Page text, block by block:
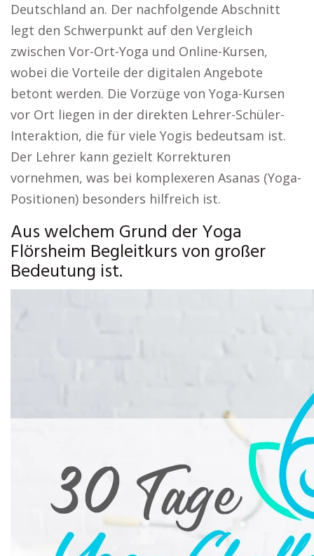
Deutschland an. Der nachfolgende Abschnitt
legt den Schwerpunkt auf den Vergleich
zwischen Vor-Ort-Yoga und Online-Kursen,
wobei die Vorteile der digitalen Angebote
betont werden. Die Vorzüge von Yoga-Kursen
vor Ort liegen in der direkten Lehrer-Schüler-
Interaktion, die für viele Yogis bedeutsam ist.
Der Lehrer kann gezielt Korrekturen
vornehmen, was bei komplexeren Asanas (Yoga-
Positionen) besonders hilfreich ist.
Aus welchem Grund der Yoga
Flörsheim Begleitkurs von großer
Bedeutung ist.